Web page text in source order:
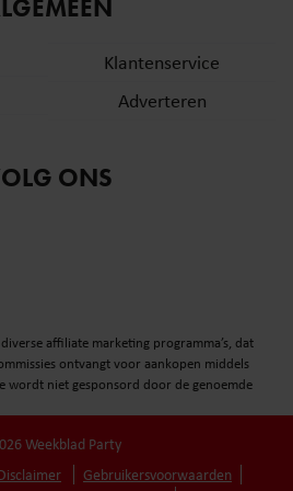
combineren met andere
uw gebruik van hun services. U
cookies als u onze website blijft
Klantenservice
Adverteren
ONS
affiliate marketing programma’s, dat
ontvangt voor aankopen middels
wordt niet gesponsord door de genoemde
Weekblad Party
Gebruikersvoorwaarden